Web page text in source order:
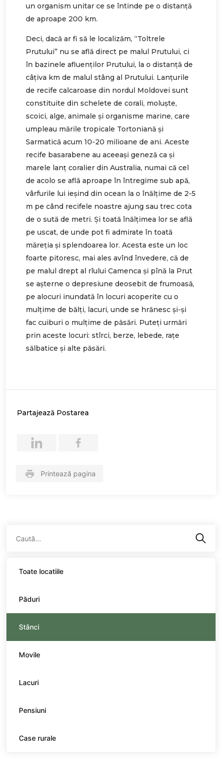
un organism unitar ce se întinde pe o distanţă
de aproape 200 km.
Deci, dacă ar fi să le localizăm, “Toltrele
Prutului” nu se află direct pe malul Prutului, ci
în bazinele afluenţilor Prutului, la o distanţă de
câţiva km de malul stâng al Prutului. Lanţurile
de recife calcaroase din nordul Moldovei sunt
constituite din schelete de corali, moluşte,
scoici, alge, animale şi organisme marine, care
umpleau mările tropicale Tortoniană şi
Sarmatică acum 10-20 milioane de ani. Aceste
recife basarabene au aceeaşi geneză ca şi
marele lanţ coralier din Australia, numai că cel
de acolo se află aproape în întregime sub apă,
vârfurile lui ieşind din ocean la o înălţime de 2-5
m pe când recifele noastre ajung sau trec cota
de o sută de metri. Şi toată înălțimea lor se află
pe uscat, de unde pot fi admirate în toată
măreţia şi splendoarea lor. Acesta este un loc
foarte pitoresc, mai ales avînd învedere, că de
pe malul drept al rîului Camenca şi pînă la Prut
se aşterne o depresiune deosebit de frumoasă,
pe alocuri inundată în locuri acoperite cu o
mulţime de bălţi, lacuri, unde se hrănesc şi-şi
fac cuiburi o mulţime de păsări. Puteți urmări
prin aceste locuri: stîrci, berze, lebede, raţe
sălbatice şi alte păsări.
Partajează Postarea
Printează pagina
Toate locatiile
Păduri
Stânci
Movile
Lacuri
Pensiuni
Case rurale